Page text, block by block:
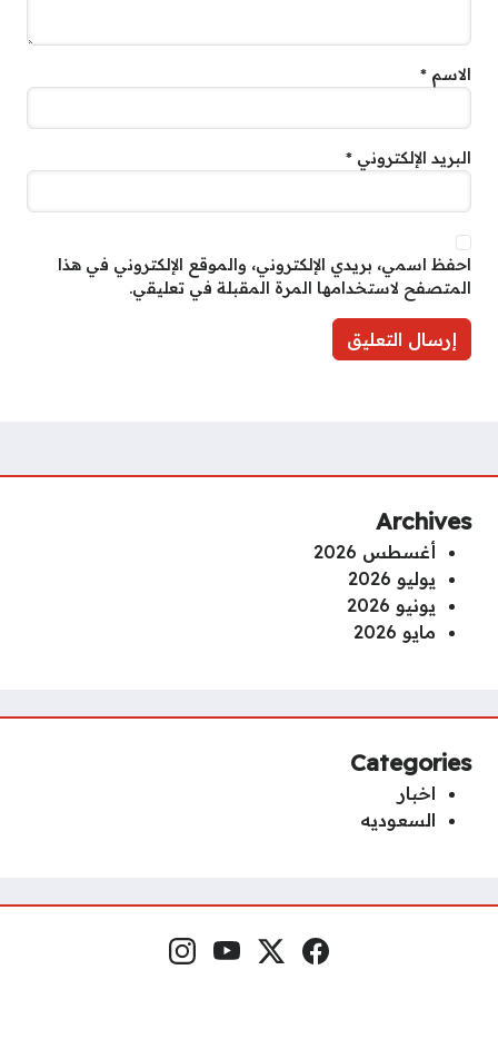
الاسم *
البريد الإلكتروني *
احفظ اسمي، بريدي الإلكتروني، والموقع الإلكتروني في هذا
المتصفح لاستخدامها المرة المقبلة في تعليقي.
Archives
أغسطس 2026
يوليو 2026
يونيو 2026
مايو 2026
Categories
اخبار
السعوديه
Social Links Facebook
x.com
YouTube
Instagram